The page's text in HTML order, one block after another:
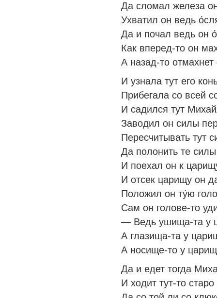
Да сломал железа
Ухватил он ведь
Да и почал ведь он
Как вперед-то он
А назад-то
И узнала тут его
Прибегала со всей
И садился тут
Заводил он силы
Пересчитывать тут
Да полонить те
И поехал он к
И отсек царищу он
Положил он ту́ю
Сам он голове-то
— Ведь ушища-та у
А глазища-та у
А носище-то у
Да и едет тогда
И ходит тут-то